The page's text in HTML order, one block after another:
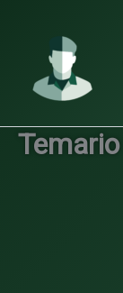
contenido
Temario